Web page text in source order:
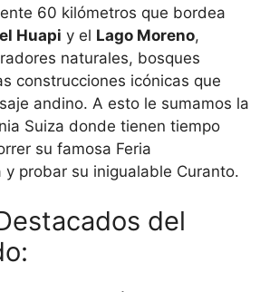
60 kilómetros que bordea
Huapi y el Lago Moreno,
naturales, bosques
construcciones icónicas que
andino. A esto le sumamos la
Suiza donde tienen tiempo
su famosa Feria
y probar su inigualable Curanto.
del